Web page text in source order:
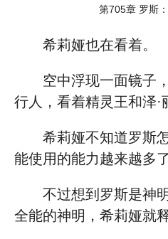
第705章 罗斯
希莉娅也在看着。
空中浮现一面镜子
行人，看着精灵王和泽·
希莉娅不知道罗斯
能使用的能力越来越多了
不过想到罗斯是神
全能的神明，希莉娅就